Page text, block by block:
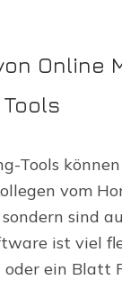
Online
Tools
vom
sind
ist viel
ein Blatt